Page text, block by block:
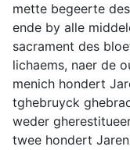
mette begeerte
ende by alle
sacrament des
lichaems, naer de
menich hondert
tghebruyck
weder
twee hondert